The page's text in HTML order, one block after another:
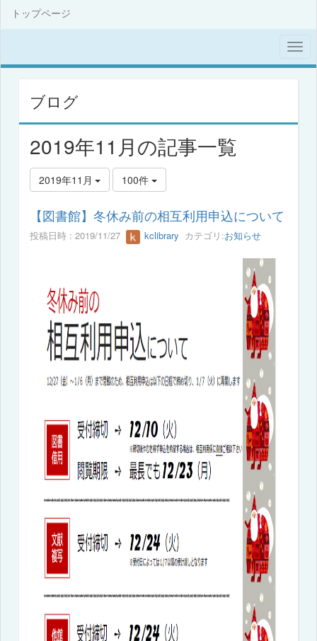
トップページ
ブログ
2019年11月の記事一覧
2019年11月 100件
【図書館】冬休み前の相互利用申込について
投稿日時 : 2019/11/27 kclibrary カテゴリ:お知らせ